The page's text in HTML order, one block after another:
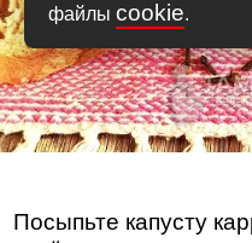
файлы cookie.
Посыпьте капусту